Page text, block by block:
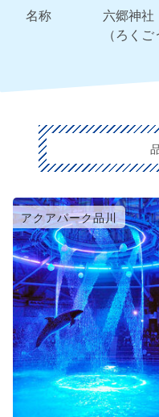
名称
六郷神社
（ろく
アクアパーク品川